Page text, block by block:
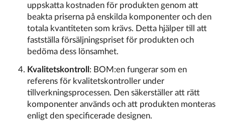
uppskatta kostnaden för produkten genom att
beakta priserna på enskilda komponenter och den
totala kvantiteten som krävs. Detta hjälper till att
fastställa försäljningspriset för produkten och
bedöma dess lönsamhet.
Kvalitetskontroll : BOM:en fungerar som en
referens för kvalitetskontroller under
tillverkningsprocessen. Den säkerställer att rätt
komponenter används och att produkten monteras
enligt den specificerade designen.